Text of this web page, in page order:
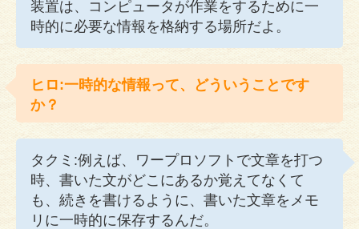
装置は、コンピュータが作業をするために一
時的に必要な情報を格納する場所だよ。
ヒロ:一時的な情報って、どういうことです
か？
タクミ:例えば、ワープロソフトで文章を打つ
時、書いた文がどこにあるか覚えてなくて
も、続きを書けるように、書いた文章をメモ
リに一時的に保存するんだ。